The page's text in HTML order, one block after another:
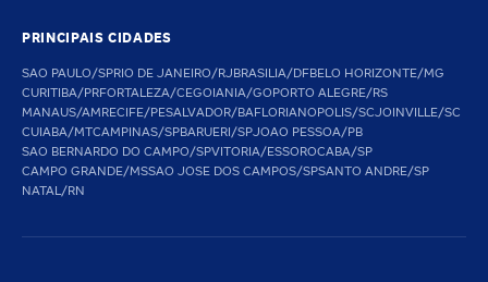
PRINCIPAIS CIDADES
SAO PAULO/SPRIO DE JANEIRO/RJBRASILIA/DFBELO HORIZONTE/MG
CURITIBA/PRFORTALEZA/CEGOIANIA/GOPORTO ALEGRE/RS
MANAUS/AMRECIFE/PESALVADOR/BAFLORIANOPOLIS/SCJOINVILLE/SC
CUIABA/MTCAMPINAS/SPBARUERI/SPJOAO PESSOA/PB
SAO BERNARDO DO CAMPO/SPVITORIA/ESSOROCABA/SP
CAMPO GRANDE/MSSAO JOSE DOS CAMPOS/SPSANTO ANDRE/SP
NATAL/RN